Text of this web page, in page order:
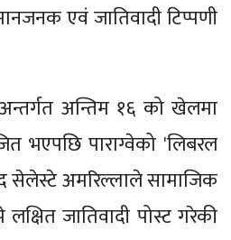
एवं जातिवादी टिप्पणी
अन्तिम १६ को खेलमा
भएपछि पाराग्वेको 'लिबरल
सेलेस्टे अमरिल्लाले सामाजिक
जातिवादी पोस्ट गरेकी